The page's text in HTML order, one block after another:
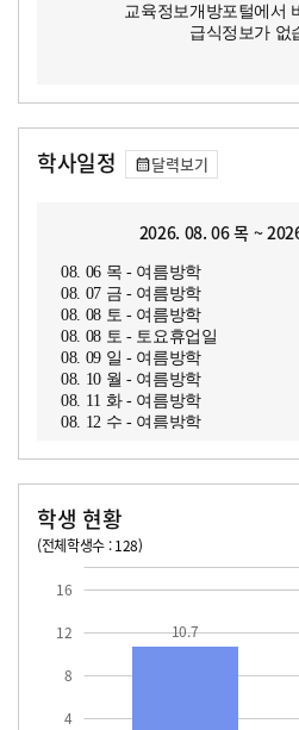
교육정보개방포털에서
급식정보가 없
학사일정 달력보기
2026. 08. 06 목 ~
08. 06 목 - 여름방학
08. 07 금 - 여름방학
08. 08 토 - 여름방학
08. 08 토 - 토요휴업일
08. 09 일 - 여름방학
08. 10 월 - 여름방학
08. 11 화 - 여름방학
08. 12 수 - 여름방학
학생 현황
(전체학생수 : 128)
4
8
12
16
10.7